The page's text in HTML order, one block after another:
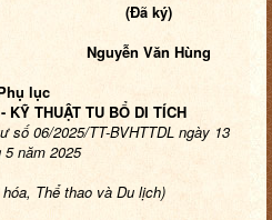
(Đã ký)
Nguyễn Văn Hùng
lục
KỸ THUẬT TU BỔ DI TÍCH
số 06/2025/TT-BVHTTDL ngày 13
5 năm 2025
Thể thao và Du lịch)